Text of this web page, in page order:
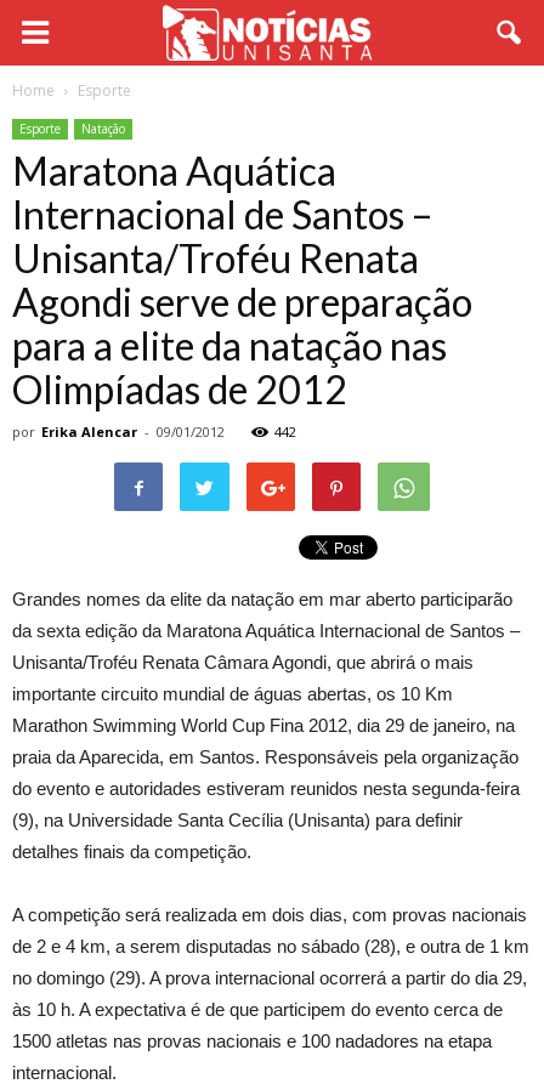
Home Esporte
Esporte Natação
Maratona Aquática
Internacional de Santos –
Unisanta/Troféu Renata
Agondi serve de preparação
para a elite da natação nas
Olimpíadas de 2012
por Erika Alencar - 09/01/2012 442
Grandes nomes da elite da natação em mar aberto participarão
da sexta edição da Maratona Aquática Internacional de Santos –
Unisanta/Troféu Renata Câmara Agondi, que abrirá o mais
importante circuito mundial de águas abertas, os 10 Km
Marathon Swimming World Cup Fina 2012, dia 29 de janeiro, na
praia da Aparecida, em Santos. Responsáveis pela organização
do evento e autoridades estiveram reunidos nesta segunda-feira
(9), na Universidade Santa Cecília (Unisanta) para definir
detalhes finais da competição.
A competição será realizada em dois dias, com provas nacionais
de 2 e 4 km, a serem disputadas no sábado (28), e outra de 1 km
no domingo (29). A prova internacional ocorrerá a partir do dia 29,
às 10 h. A expectativa é de que participem do evento cerca de
1500 atletas nas provas nacionais e 100 nadadores na etapa
internacional.